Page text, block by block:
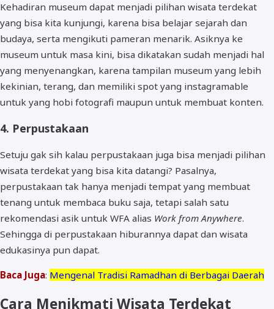
Kehadiran museum dapat menjadi pilihan wisata terdekat
yang bisa kita kunjungi, karena bisa belajar sejarah dan
budaya, serta mengikuti pameran menarik. Asiknya ke
museum untuk masa kini, bisa dikatakan sudah menjadi hal
yang menyenangkan, karena tampilan museum yang lebih
kekinian, terang, dan memiliki spot yang instagramable
untuk yang hobi fotografi maupun untuk membuat konten.
4. Perpustakaan
Setuju gak sih kalau perpustakaan juga bisa menjadi pilihan
wisata terdekat yang bisa kita datangi? Pasalnya,
perpustakaan tak hanya menjadi tempat yang membuat
tenang untuk membaca buku saja, tetapi salah satu
rekomendasi asik untuk WFA alias Work from Anywhere.
Sehingga di perpustakaan hiburannya dapat dan wisata
edukasinya pun dapat.
Baca Juga: Mengenal Tradisi Ramadhan di Berbagai Daerah
Cara Menikmati Wisata Terdekat